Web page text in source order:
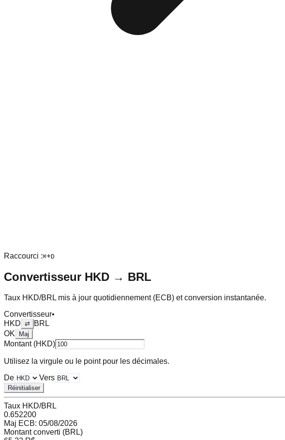
Raccourci :⌘+D
Convertisseur HKD → BRL
Taux HKD/BRL mis à jour quotidiennement (ECB) et conversion instantanée.
Convertisseur•
HKD ⇄
BRL
OK
Maj
Montant (HKD)
Utilisez la virgule ou le point pour les décimales.
De
Vers
Réinitialiser
Taux HKD/BRL
0.652200
Maj ECB: 05/08/2026
Montant converti (BRL)